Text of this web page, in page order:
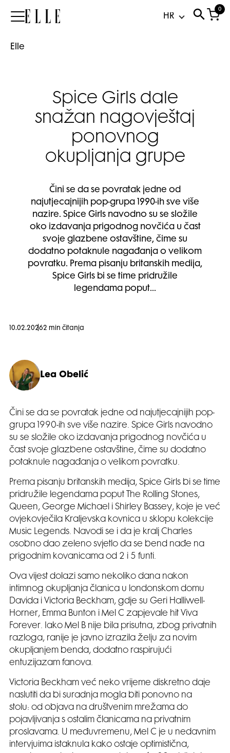
Elle
0
Elle
Spice Girls dale
snažan nagovještaj
ponovnog
okupljanja grupe
Čini se da se povratak jedne od
najutjecajnijih pop-grupa 1990-ih sve više
nazire. Spice Girls navodno su se složile
oko izdavanja prigodnog novčića u čast
svoje glazbene ostavštine, čime su
dodatno potaknule nagađanja o velikom
povratku. Prema pisanju britanskih medija,
Spice Girls bi se time pridružile
legendama poput…
10.02.20262 min čitanja
Lea Obelić
Čini se da se povratak jedne od najutjecajnijih pop-
grupa 1990-ih sve više nazire. Spice Girls navodno
su se složile oko izdavanja prigodnog novčića u
čast svoje glazbene ostavštine, čime su dodatno
potaknule nagađanja o velikom povratku.
Prema pisanju britanskih medija, Spice Girls bi se time
pridružile legendama poput The Rolling Stones,
Queen, George Michael i Shirley Bassey, koje je već
ovjekovječila Kraljevska kovnica u sklopu kolekcije
Music Legends. Navodi se i da je kralj Charles
osobno dao zeleno svjetlo da se bend nađe na
prigodnim kovanicama od 2 i 5 funti.
Ova vijest dolazi samo nekoliko dana nakon
intimnog okupljanja članica u londonskom domu
Davida i Victoria Beckham, gdje su Geri Halliwell-
Horner, Emma Bunton i Mel C zapjevale hit Viva
Forever. Iako Mel B nije bila prisutna, zbog privatnih
razloga, ranije je javno izrazila želju za novim
okupljanjem benda, dodatno raspirujući
entuzijazam fanova.
Victoria Beckham već neko vrijeme diskretno daje
naslutiti da bi suradnja mogla biti ponovno na
stolu: od objava na društvenim mrežama do
pojavljivanja s ostalim članicama na privatnim
proslavama. U međuvremenu, Mel C je u nedavnim
intervjuima istaknula kako ostaje optimistična,